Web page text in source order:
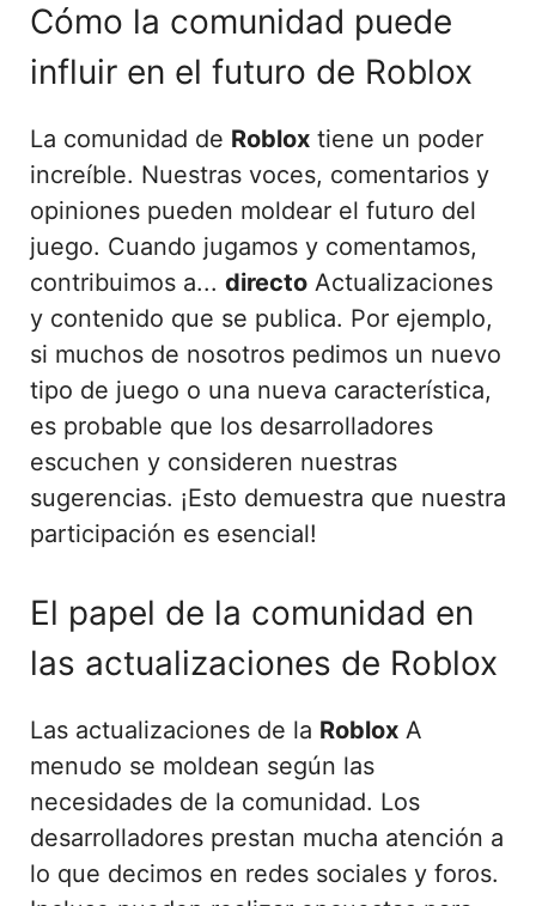
Cómo la comunidad puede
influir en el futuro de Roblox
La comunidad de Roblox tiene un poder
increíble. Nuestras voces, comentarios y
opiniones pueden moldear el futuro del
juego. Cuando jugamos y comentamos,
contribuimos a... directo Actualizaciones
y contenido que se publica. Por ejemplo,
si muchos de nosotros pedimos un nuevo
tipo de juego o una nueva característica,
es probable que los desarrolladores
escuchen y consideren nuestras
sugerencias. ¡Esto demuestra que nuestra
participación es esencial!
El papel de la comunidad en
las actualizaciones de Roblox
Las actualizaciones de la Roblox A
menudo se moldean según las
necesidades de la comunidad. Los
desarrolladores prestan mucha atención a
lo que decimos en redes sociales y foros.